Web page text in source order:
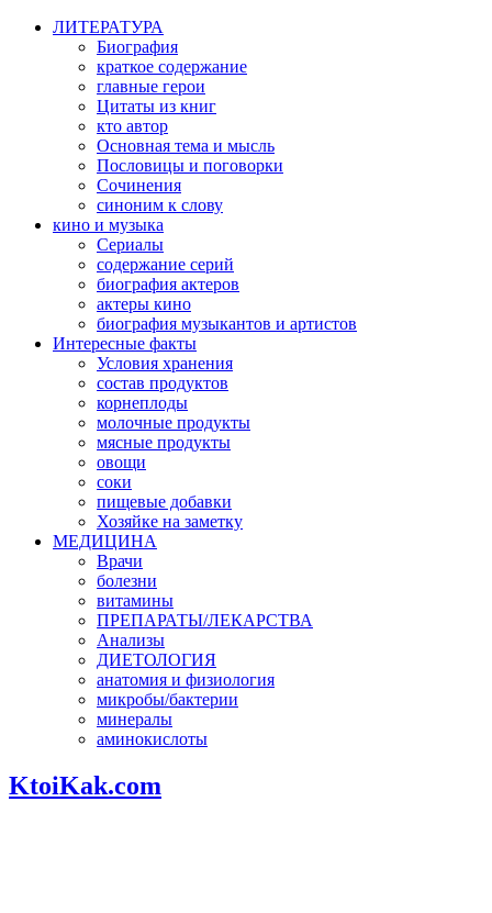
ЛИТЕРАТУРА
Биография
краткое содержание
главные герои
Цитаты из книг
кто автор
Основная тема и мысль
Пословицы и поговорки
Сочинения
синоним к слову
кино и музыка
Сериалы
содержание серий
биография актеров
актеры кино
биография музыкантов и артистов
Интересные факты
Условия хранения
состав продуктов
корнеплоды
молочные продукты
мясные продукты
овощи
соки
пищевые добавки
Хозяйке на заметку
МЕДИЦИНА
Врачи
болезни
витамины
ПРЕПАРАТЫ/ЛЕКАРСТВА
Анализы
ДИЕТОЛОГИЯ
анатомия и физиология
микробы/бактерии
минералы
аминокислоты
KtoiKak.com